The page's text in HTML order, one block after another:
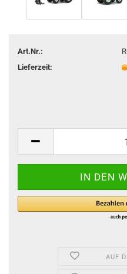
Art.Nr.:
Lieferzeit:
AUF